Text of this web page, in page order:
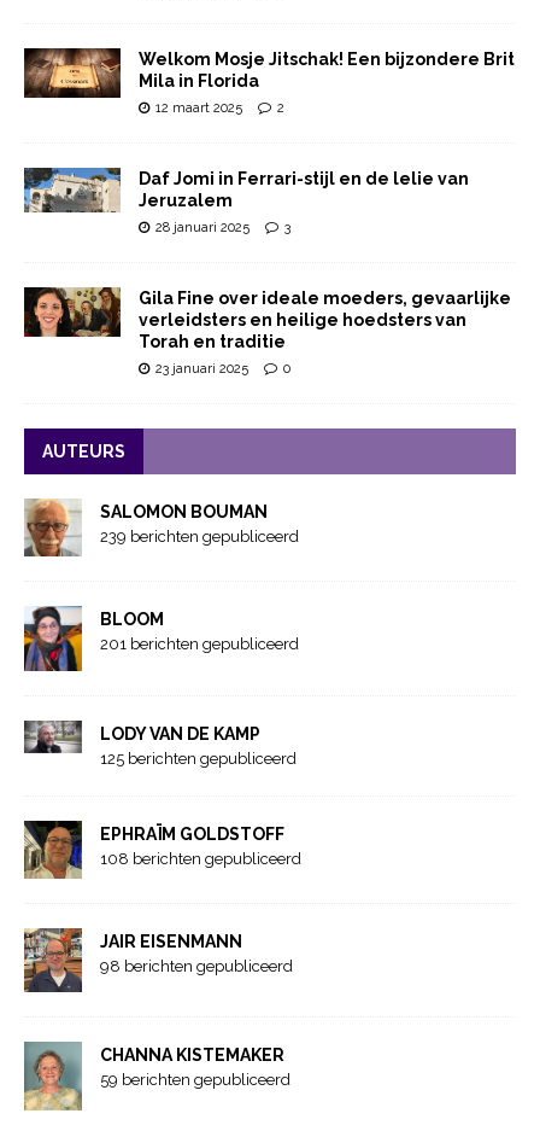
Welkom Mosje Jitschak! Een bijzondere Brit
Mila in Florida
12 maart 2025 2
Daf Jomi in Ferrari-stijl en de lelie van
Jeruzalem
28 januari 2025 3
Gila Fine over ideale moeders, gevaarlijke
verleidsters en heilige hoedsters van
Torah en traditie
23 januari 2025 0
AUTEURS
SALOMON BOUMAN
239 berichten gepubliceerd
BLOOM
201 berichten gepubliceerd
LODY VAN DE KAMP
125 berichten gepubliceerd
EPHRAÏM GOLDSTOFF
108 berichten gepubliceerd
JAIR EISENMANN
98 berichten gepubliceerd
CHANNA KISTEMAKER
59 berichten gepubliceerd